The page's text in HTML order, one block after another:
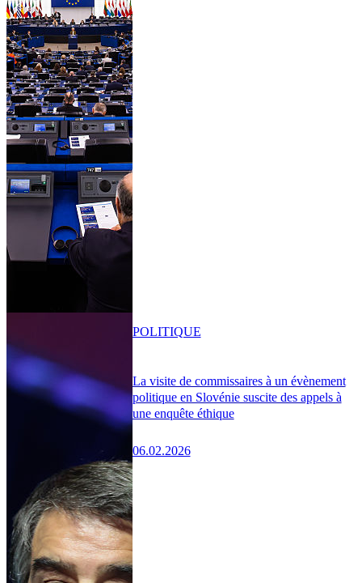
La visite de commissaires à un évènement
politique en Slovénie suscite des appels à
une enquête éthique
06.02.2026
POLITIQUE